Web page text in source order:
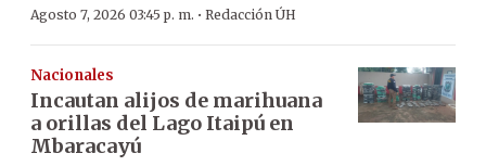
Agosto 7, 2026 03:45 p. m. · Redacción ÚH
Nacionales
Incautan alijos de marihuana
a orillas del Lago Itaipú en
Mbaracayú